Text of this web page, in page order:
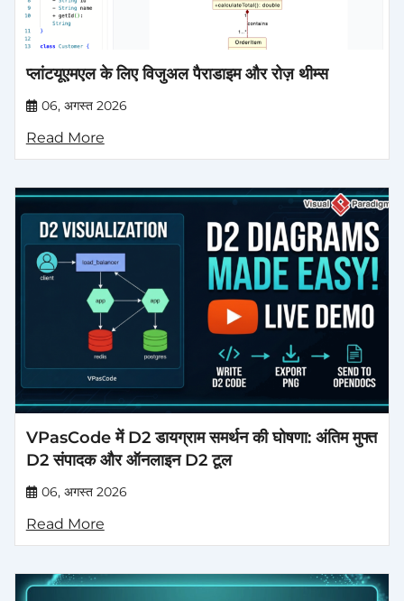
प्लांटयूएमएल के लिए विजुअल पैराडाइम और रोज़ थीम्स
06, अगस्त 2026
Read More
VPasCode में D2 डायग्राम समर्थन की घोषणा: अंतिम मुफ्त
D2 संपादक और ऑनलाइन D2 टूल
06, अगस्त 2026
Read More